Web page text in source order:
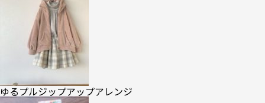
ゆるプルジップアップアレンジ